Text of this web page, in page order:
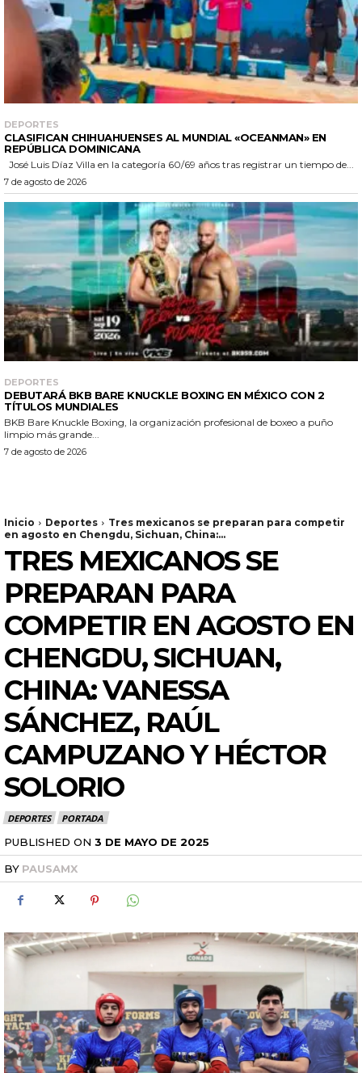
DEPORTES
CLASIFICAN CHIHUAHUENSES AL MUNDIAL «OCEANMAN» EN
REPÚBLICA DOMINICANA
José Luis Díaz Villa en la categoría 60/69 años tras registrar un tiempo de...
7 de agosto de 2026
DEPORTES
DEBUTARÁ BKB BARE KNUCKLE BOXING EN MÉXICO CON 2
TÍTULOS MUNDIALES
BKB Bare Knuckle Boxing, la organización profesional de boxeo a puño
limpio más grande...
7 de agosto de 2026